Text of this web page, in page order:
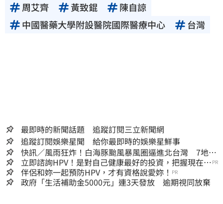
周艾齊 黃致錕
陳自諒
中國醫藥大學附設醫院國際醫療中心
台灣
最即時的新聞話題 追蹤訂閱三立新聞網
追蹤訂閱娛樂星聞 給你最即時的娛樂星鮮事
快訊／風雨狂炸！白海豚颱風暴風圈逼進北台灣 7地區
達停班課標準
立即諮詢HPV！是對自己健康最好的投資，把握現在不
嫌晚！
PR
伴侶和妳一起預防HPV，才有資格說愛妳！ PR
政府「生活補助金5000元」連3天發放 逾期視同放棄